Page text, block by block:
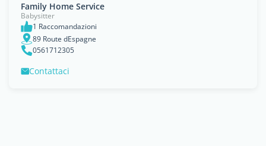
Family Home Service
Babysitter
1 Raccomandazioni
89 Route dEspagne
0561712305
Contattaci